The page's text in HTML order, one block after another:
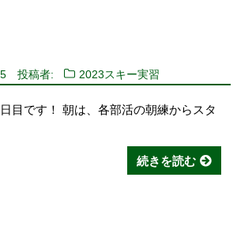
投稿者: 2023スキー実習
目です！ 朝は、各部活の朝練からスタ
続きを読む